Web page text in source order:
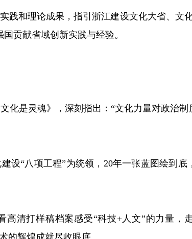
和理论成果，指引浙江建设文化大省、文
贡献省域创新实践与经验。
是灵魂》，深刻指出：“文化力量对政治制
“八项工程”为统领，20年一张蓝图绘到底
清打样稿档案感受“科技+人文”的力量，
的辉煌成就尽收眼底。